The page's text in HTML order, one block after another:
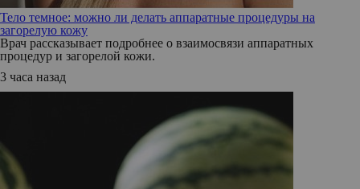
Тело темное: можно ли делать аппаратные процедуры на
загорелую кожу
Врач рассказывает подробнее о взаимосвязи аппаратных
процедур и загорелой кожи.
3 часа назад